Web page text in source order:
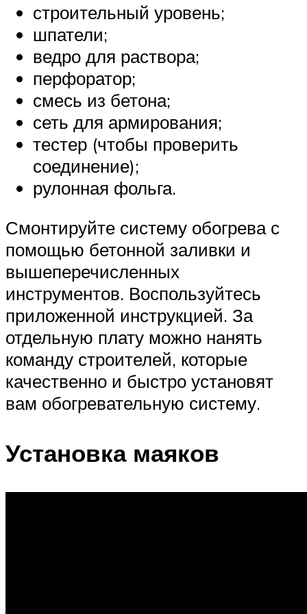
строительный уровень;
шпатели;
ведро для раствора;
перфоратор;
смесь из бетона;
сеть для армирования;
тестер (чтобы проверить
соединение);
рулонная фольга.
Смонтируйте систему обогрева с
помощью бетонной заливки и
вышеперечисленных
инструментов. Воспользуйтесь
приложенной инструкцией. За
отдельную плату можно нанять
команду строителей, которые
качественно и быстро установят
вам обогревательную систему.
Установка маяков